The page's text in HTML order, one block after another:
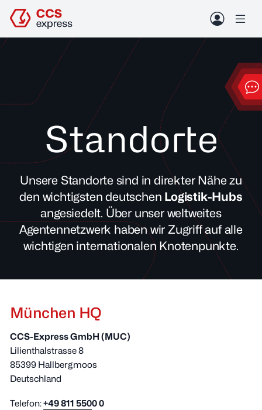
Zum Header springen (
Zum Inhalt springen (
Zum Footer springen (
zur Navigation springen (
Barrierefreiheits-Widget öffnen (
Zur Barrierefreiheitserklaerung (
Standorte
Unsere Standorte sind in direkter Nähe zu
den wichtigsten deutschen Logistik-Hubs
angesiedelt. Über unser weltweites
Agentennetzwerk haben wir Zugriff auf alle
wichtigen internationalen Knotenpunkte.
Deutsch English
Leistungen
Branchenlösungen
Unternehmen
zurück
Über uns
Jobs & Karriere
Blog
Service
Kontakt
Sendung verfolgen
Tracking ID suchen
München HQ
CCS-Express GmbH (MUC)
Lilienthalstrasse 8
85399 Hallbergmoos
Deutschland
Telefon:+49 811 5500 0